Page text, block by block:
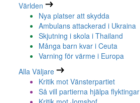
Världen
Nya platser att skydda
Ambulans attackerad i Ukraina
Skjutning i skola i Thailand
Många barn kvar i Ceuta
Varning för värme i Europa
Alla Väljare
Kritik mot Vänsterpartiet
Så vill partierna hjälpa flyktingar